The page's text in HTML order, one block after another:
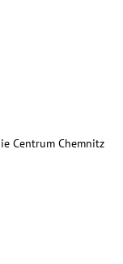
Centrum Chemnitz